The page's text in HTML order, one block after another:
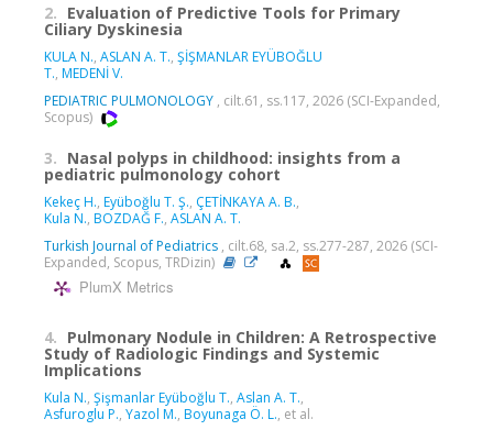
2. Evaluation of Predictive Tools for Primary
Ciliary Dyskinesia
KULA N., ASLAN A. T., ŞİŞMANLAR EYÜBOĞLU
T., MEDENİ V.
PEDIATRIC PULMONOLOGY , cilt.61, ss.117, 2026 (SCI-Expanded,
Scopus)
3. Nasal polyps in childhood: insights from a
pediatric pulmonology cohort
Kekeç H., Eyüboğlu T. Ş., ÇETİNKAYA A. B.,
Kula N., BOZDAĞ F., ASLAN A. T.
Turkish Journal of Pediatrics , cilt.68, sa.2, ss.277-287, 2026 (SCI-
Expanded, Scopus, TRDizin)
PlumX Metrics
4. Pulmonary Nodule in Children: A Retrospective
Study of Radiologic Findings and Systemic
Implications
Kula N., Şişmanlar Eyüboğlu T., Aslan A. T.,
Asfuroglu P., Yazol M., Boyunaga Ö. L., et al.